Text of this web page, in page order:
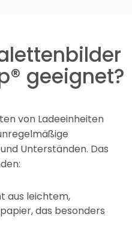
geeignet?
von Ladeeinheiten
Unterständen. Das
aus leichtem,
das besonders